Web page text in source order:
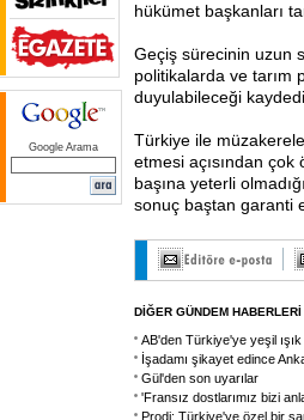
Google Arama
hükümet başkanları
Geçiş sürecinin uzun
politikalarda ve tarım
duyulabileceği
Türkiye ile
etmesi açısından
başına yeterli
sonuç baştan garanti
DİĞER GÜNDEM HABERLERİ
AB'den Türkiye'ye yeşil ışık
İşadamı şikayet edince
Gül'den son uyarılar
'Fransız dostlarımız bizi
Prodi: Türkiye'ye özel bir